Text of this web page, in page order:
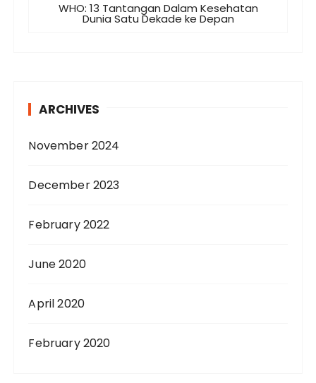
WHO: 13 Tantangan Dalam Kesehatan
Dunia Satu Dekade ke Depan
ARCHIVES
November 2024
December 2023
February 2022
June 2020
April 2020
February 2020